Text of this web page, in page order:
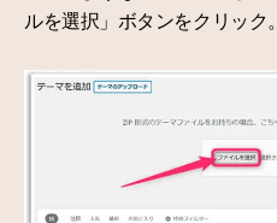
ルを選択」ボタンをクリック。